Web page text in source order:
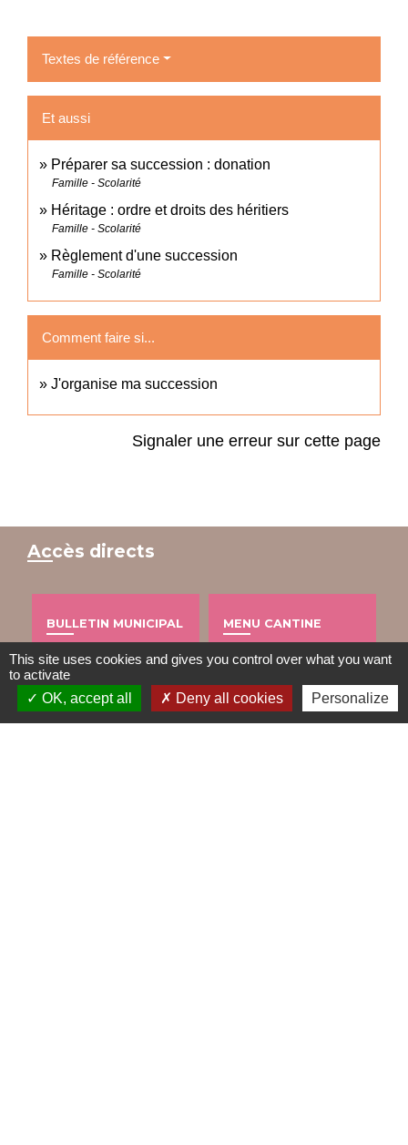
Textes de référence
Et aussi
Préparer sa succession : donation
Famille - Scolarité
Héritage : ordre et droits des héritiers
Famille - Scolarité
Règlement d'une succession
Famille - Scolarité
Comment faire si...
J'organise ma succession
Signaler une erreur sur cette page
Accès directs
BULLETIN MUNICIPAL
import_contacts
MENU CANTINE
local_dining
This site uses cookies and gives you control over what you want
to activate
OK, accept all
Deny all cookies Personalize